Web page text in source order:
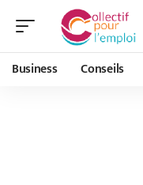
Business Conseils